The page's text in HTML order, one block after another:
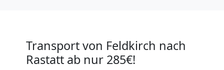
Transport von Feldkirch nach
Rastatt ab nur 285€!